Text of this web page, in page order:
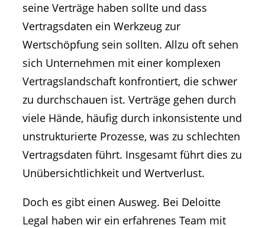
seine Verträge haben sollte und dass
Vertragsdaten ein Werkzeug zur
Wertschöpfung sein sollten. Allzu oft sehen
sich Unternehmen mit einer komplexen
Vertragslandschaft konfrontiert, die schwer
zu durchschauen ist. Verträge gehen durch
viele Hände, häufig durch inkonsistente und
unstrukturierte Prozesse, was zu schlechten
Vertragsdaten führt. Insgesamt führt dies zu
Unübersichtlichkeit und Wertverlust.
Doch es gibt einen Ausweg. Bei Deloitte
Legal haben wir ein erfahrenes Team mit